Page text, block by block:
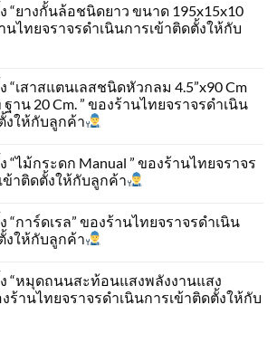
“ยางกั้นล้อชนิดยาว ขนาด 195x15x10
นไทยจราจรดำเนินการเข้าติดตั้ง​ให้กับ
“เสาสแตนเลสชนิดหัวกลม 4.5”x90 Cm
าน 20 Cm. ” ของร้านไทยจราจรดำเนิน
ง​ให้กับลูกค้า
“ไม้กระดก Manual ” ของร้านไทยจราจร
ข้าติดตั้ง​ให้กับลูกค้า
“การ์ดเรล” ของร้านไทยจราจรดำเนิน
ง​ให้กับลูกค้า
“หมุดถนนสะท้อนแสงพลังงานแสง
ร้านไทยจราจรดำเนินการเข้าติดตั้ง​ให้กับ